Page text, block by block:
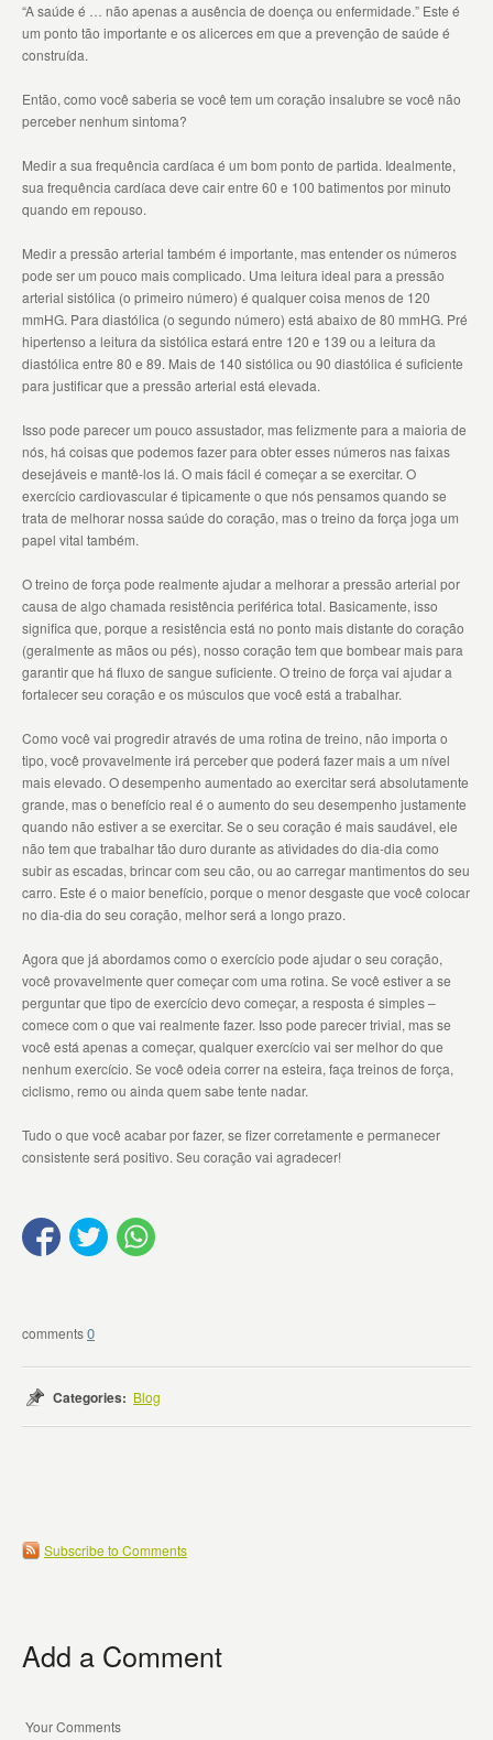
“A saúde é … não apenas a ausência de doença ou enfermidade.” Este é
um ponto tão importante e os alicerces em que a prevenção de saúde é
construída.
Então, como você saberia se você tem um coração insalubre se você não
perceber nenhum sintoma?
Medir a sua frequência cardíaca é um bom ponto de partida. Idealmente,
sua frequência cardíaca deve cair entre 60 e 100 batimentos por minuto
quando em repouso.
Medir a pressão arterial também é importante, mas entender os números
pode ser um pouco mais complicado. Uma leitura ideal para a pressão
arterial sistólica (o primeiro número) é qualquer coisa menos de 120
mmHG. Para diastólica (o segundo número) está abaixo de 80 mmHG. Pré
hipertenso a leitura da sistólica estará entre 120 e 139 ou a leitura da
diastólica entre 80 e 89. Mais de 140 sistólica ou 90 diastólica é suficiente
para justificar que a pressão arterial está elevada.
Isso pode parecer um pouco assustador, mas felizmente para a maioria de
nós, há coisas que podemos fazer para obter esses números nas faixas
desejáveis e mantê-los lá. O mais fácil é começar a se exercitar. O
exercício cardiovascular é tipicamente o que nós pensamos quando se
trata de melhorar nossa saúde do coração, mas o treino da força joga um
papel vital também.
O treino de força pode realmente ajudar a melhorar a pressão arterial por
causa de algo chamada resistência periférica total. Basicamente, isso
significa que, porque a resistência está no ponto mais distante do coração
(geralmente as mãos ou pés), nosso coração tem que bombear mais para
garantir que há fluxo de sangue suficiente. O treino de força vai ajudar a
fortalecer seu coração e os músculos que você está a trabalhar.
Como você vai progredir através de uma rotina de treino, não importa o
tipo, você provavelmente irá perceber que poderá fazer mais a um nível
mais elevado. O desempenho aumentado ao exercitar será absolutamente
grande, mas o benefício real é o aumento do seu desempenho justamente
quando não estiver a se exercitar. Se o seu coração é mais saudável, ele
não tem que trabalhar tão duro durante as atividades do dia-dia como
subir as escadas, brincar com seu cão, ou ao carregar mantimentos do seu
carro. Este é o maior benefício, porque o menor desgaste que você colocar
no dia-dia do seu coração, melhor será a longo prazo.
Agora que já abordamos como o exercício pode ajudar o seu coração,
você provavelmente quer começar com uma rotina. Se você estiver a se
perguntar que tipo de exercício devo começar, a resposta é simples –
comece com o que vai realmente fazer. Isso pode parecer trivial, mas se
você está apenas a começar, qualquer exercício vai ser melhor do que
nenhum exercício. Se você odeia correr na esteira, faça treinos de força,
ciclismo, remo ou ainda quem sabe tente nadar.
Tudo o que você acabar por fazer, se fizer corretamente e permanecer
consistente será positivo. Seu coração vai agradecer!
0
Categories: Blog
Subscribe to Comments
Add a Comment
Your Comments